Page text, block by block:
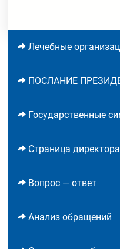
Лечебные
ПОСЛАНИЕ
Государственные
Страница директора
Вопрос — ответ
Анализ обращений